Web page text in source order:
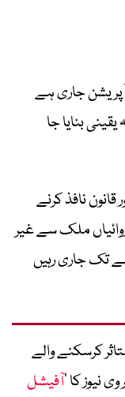
جاری ہے
بنایا جا
قانون نافذ کرنے
ملک سے غیر
تک جاری رہیں
کرسکنے والے
نیوز کا ’آفیشل